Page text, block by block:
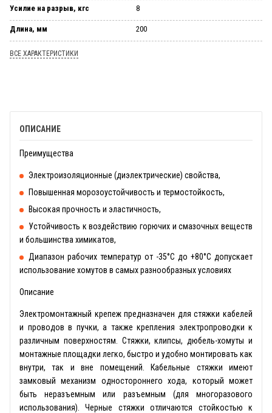
Усилие на разрыв, кгс 8
Длина, мм 200
ВСЕ ХАРАКТЕРИСТИКИ
ОПИСАНИЕ
Преимущества
Электроизоляционные (диэлектрические) свойства,
Повышенная морозоустойчивость и термостойкость,
Высокая прочность и эластичность,
Устойчивость к воздействию горючих и смазочных веществ
и большинства химикатов,
Диапазон рабочих температур от -35°С до +80°С допускает
использование хомутов в самых разнообразных условиях
Описание
Электромонтажный крепеж предназначен для стяжки кабелей
и проводов в пучки, а также крепления электропроводки к
различным поверхностям. Стяжки, клипсы, дюбель-хомуты и
монтажные площадки легко, быстро и удобно монтировать как
внутри, так и вне помещений. Кабельные стяжки имеют
замковый механизм одностороннего хода, который может
быть неразъемным или разъемным (для многоразового
использования). Черные стяжки отличаются стойкостью к